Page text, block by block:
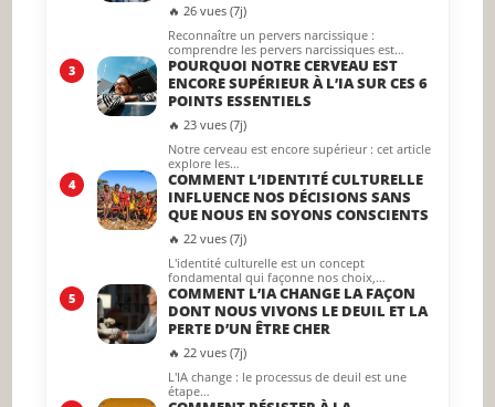
🔥 26 vues (7j)
Reconnaître un pervers narcissique :
comprendre les pervers narcissiques est…
3
POURQUOI NOTRE CERVEAU EST
ENCORE SUPÉRIEUR À L’IA SUR CES 6
POINTS ESSENTIELS
🔥 23 vues (7j)
Notre cerveau est encore supérieur : cet article
explore les…
4
COMMENT L’IDENTITÉ CULTURELLE
INFLUENCE NOS DÉCISIONS SANS
QUE NOUS EN SOYONS CONSCIENTS
🔥 22 vues (7j)
L'identité culturelle est un concept
fondamental qui façonne nos choix,…
5
COMMENT L’IA CHANGE LA FAÇON
DONT NOUS VIVONS LE DEUIL ET LA
PERTE D’UN ÊTRE CHER
🔥 22 vues (7j)
L'IA change : le processus de deuil est une
étape…